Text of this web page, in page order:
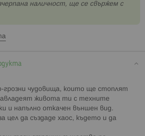
наличност, ще се свържем с
грозни чудовища, които ще стоплят
живота ти с техните
и напълно откачен външен вид.
цел да създаде хаос, където и да